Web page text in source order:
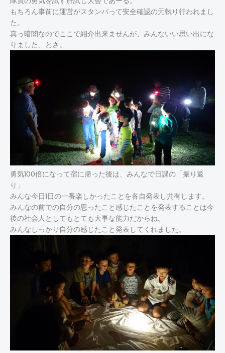
もちろん事前に運営がスタンバって安全確認の元執り行われまし
た。
真っ暗闇なのでここで紹介出来ませんが、みんないい思い出にな
りました、とさ。
勇気100倍になって宿に帰った後は、みんなで日課の「振り返
り」
みんな今日1日の一番楽しかったことを各自発表し共有します。
みんなの前での自分の思ったこと感じたことを発表することは今
後の社会人としてもとても大事な能力だからね。
みんなしっかり自分の感じたこと発表してくれました。